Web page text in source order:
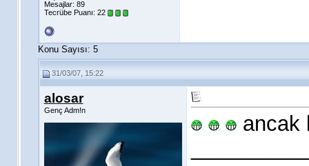
Mesajlar: 89
Tecrübe Puanı: 22
Konu Sayısı: 5
31/03/07, 15:22
alosar
Genç Adm!n
ancak